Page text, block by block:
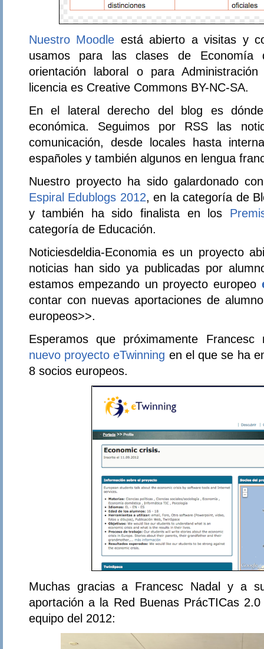
Nuestro Moodle está abierto a visitas y
usamos para las clases de Economía
orientación laboral o para
licencia es Creative Commons BY-NC-SA.
En el lateral derecho del blog es
económica. Seguimos por RSS las
comunicación, desde locales hasta
españoles y también algunos en lengua
Nuestro proyecto ha sido galardonado
Espiral Edublogs 2012, en la categoría de
y también ha sido finalista en los
categoría de Educación.
Noticiesdeldia-Economia es un proyecto
noticias han sido ya publicadas por
estamos empezando un proyecto europeo
contar con nuevas aportaciones de
europeos>>.
Esperamos que próximamente
nuevo proyecto eTwinning en el que se ha
8 socios europeos.
Muchas gracias a Francesc Nadal y a
aportación a la Red Buenas PrácTICas
equipo del 2012: